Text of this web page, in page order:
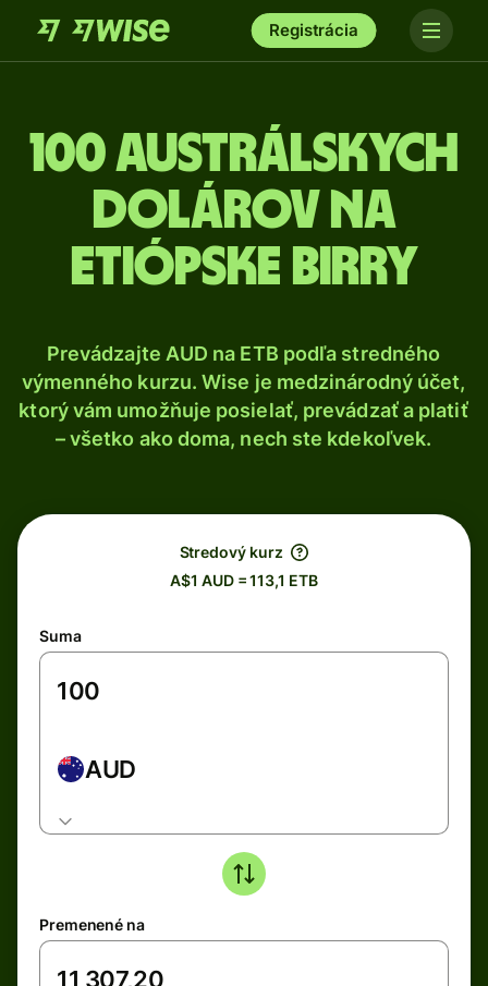
Registrácia
100 Austrálskych
dolárov na
etiópske birry
Prevádzajte AUD na ETB podľa stredného
výmenného kurzu. Wise je medzinárodný účet,
ktorý vám umožňuje posielať, prevádzať a platiť
– všetko ako doma, nech ste kdekoľvek.
Stredový kurz
A$1 AUD = 113,1 ETB
Suma
AUD
Premenené na